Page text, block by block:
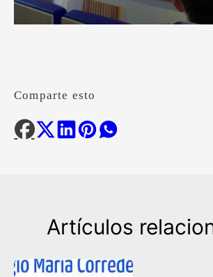
Comparte esto
Artículos